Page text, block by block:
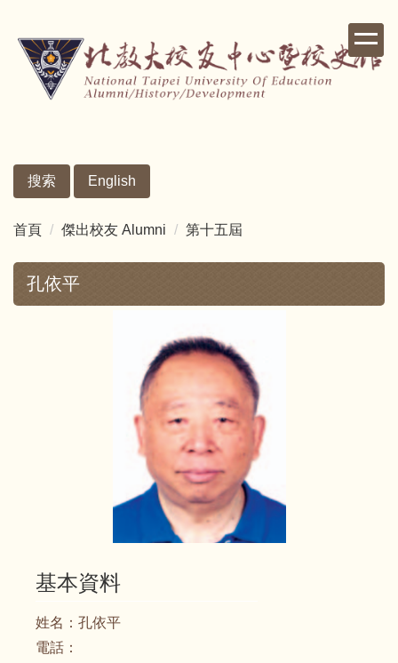
到
搜索 English
首頁 傑出校友 Alumni 第十五屆
孔依平
基本資料
姓名： 孔依平
電話：